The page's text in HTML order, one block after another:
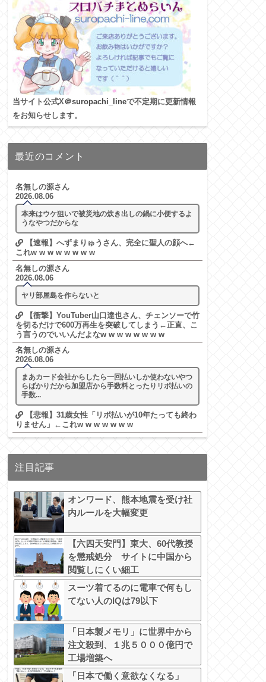
当サイト公式X＠suropachi_lineで不定期に更新情報
をお知らせします。
最近のコメント
名無しの源さん
2026.08.06
本来はウケ狙いで被災地の炊き出しの鍋に小便するよ
うなやつだからな
【速報】へずまりゅうさん、完全に聖人の顔へ←
これw w w w w w w w
名無しの源さん
2026.08.06
ヤリ部屋島を作らないと
【衝撃】YouTuber山口達也さん、チェンソーで竹
を切るだけで600万再生を突破してしまう←正直、こ
う言うのでいいんだよなw w w w w w w w
名無しの源さん
2026.08.06
まあカード会社からしたら一回払いしか使わないやつ
らばかりだから加盟店から手数料とったりリボ払いの
手数...
【悲報】31歳女性「リボ払いが10年たっても終わ
りません」←これw w w w w w w
注目記事
オンワード、熊本地震を受け社
内ルールを大幅変更
【六四天安門】東大、60代教授
を懲戒処分 サイトに中国から
閲覧しにくい細工
スーツ着てるのに電車で何もし
てない人のIQは79以下
「日本製メモリ」に世界中から
注文殺到、１兆５０００億円で
工場増築へ
「日本で働く意欲なくなる」